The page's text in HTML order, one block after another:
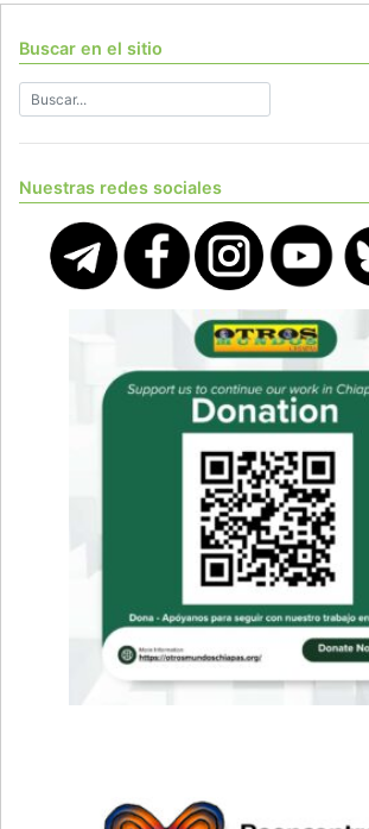
Buscar en el sitio
Nuestras redes sociales